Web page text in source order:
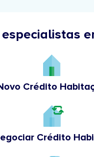
especialistas
Crédito
Crédito